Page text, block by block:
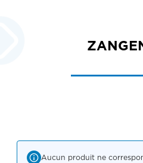
Aucun produit ne